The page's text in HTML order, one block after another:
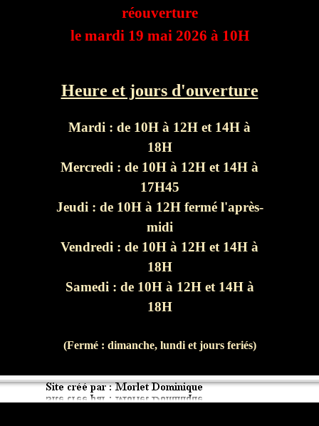
réouverture
le mardi 19 mai 2026 à 10H
Heure et jours d'ouverture
Mardi : de 10H à 12H et 14H à
18H
Mercredi : de 10H à 12H et 14H à
17H45
Jeudi : de 10H à 12H fermé l'après-
midi
Vendredi : de 10H à 12H et 14H à
18H
Samedi : de 10H à 12H et 14H à
18H
(Fermé : dimanche, lundi et jours feriés)